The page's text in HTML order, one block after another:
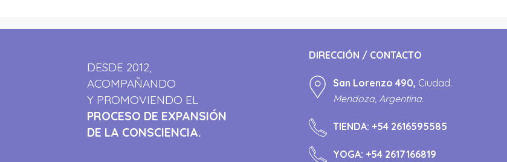
DESDE 2012,
ACOMPAÑANDO
Y PROMOVIENDO EL
PROCESO DE EXPANSIÓN
DE LA CONSCIENCIA.
DIRECCIÓN / CONTACTO
San Lorenzo 490, Ciudad.
Mendoza, Argentina.
TIENDA: +54 2616595585
YOGA: +54 2617166819